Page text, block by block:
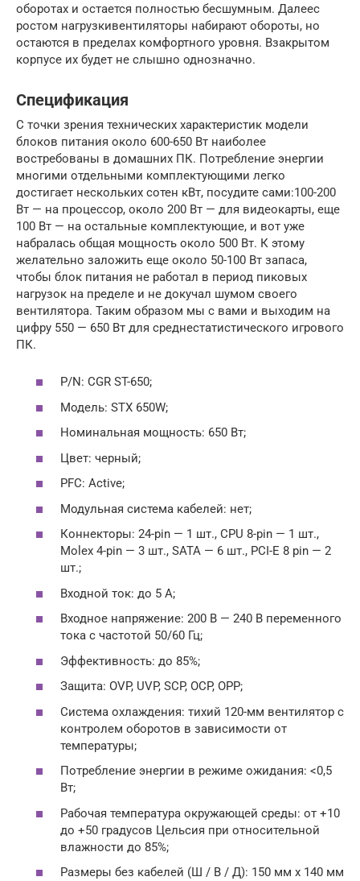
оборотах и остается полностью бесшумным. Далеес
ростом нагрузкивентиляторы набирают обороты, но
остаются в пределах комфортного уровня. Взакрытом
корпусе их будет не слышно однозначно.
Спецификация
С точки зрения технических характеристик модели
блоков питания около 600-650 Вт наиболее
востребованы в домашних ПК. Потребление энергии
многими отдельными комплектующими легко
достигает нескольких сотен кВт, посудите сами:100-200
Вт — на процессор, около 200 Вт — для видеокарты, еще
100 Вт — на остальные комплектующие, и вот уже
набралась общая мощность около 500 Вт. К этому
желательно заложить еще около 50-100 Вт запаса,
чтобы блок питания не работал в период пиковых
нагрузок на пределе и не докучал шумом своего
вентилятора. Таким образом мы с вами и выходим на
цифру 550 — 650 Вт для среднестатистического игрового
ПК.
P/N: CGR ST-650;
Модель: STX 650W;
Номинальная мощность: 650 Вт;
Цвет: черный;
PFC: Active;
Модульная система кабелей: нет;
Коннекторы: 24-pin — 1 шт., CPU 8-pin — 1 шт.,
Molex 4-pin — 3 шт., SATA — 6 шт., PCI-E 8 pin — 2
шт.;
Входной ток: до 5 А;
Входное напряжение: 200 В — 240 В переменного
тока с частотой 50/60 Гц;
Эффективность: до 85%;
Защита: OVP, UVP, SCP, OCP, OPP;
Система охлаждения: тихий 120-мм вентилятор с
контролем оборотов в зависимости от
температуры;
Потребление энергии в режиме ожидания: <0,5
Вт;
Рабочая температура окружающей среды: от +10
до +50 градусов Цельсия при относительной
влажности до 85%;
Размеры без кабелей (Ш / В / Д): 150 мм x 140 мм